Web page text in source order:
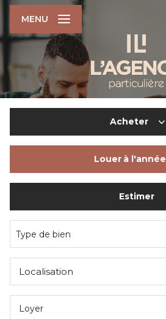
MENU
Acheter
Du neuf
Louer à l'année
De l'immo pro
Estimer
Type de bien
Localisation
Loyer